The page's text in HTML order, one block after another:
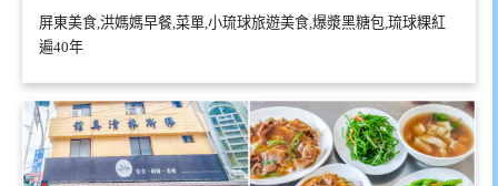
屏東美食,洪媽媽早餐,菜單,小琉球旅遊美食,爆漿黑糖包,琉球粿紅
遍40年